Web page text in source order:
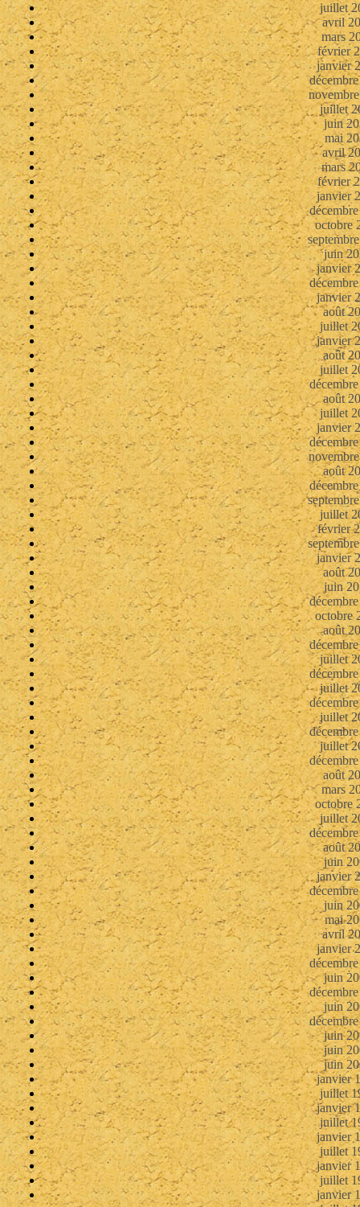
juillet
avril
mars
février
janvier
juillet
juin
mai
avril
mars
février
janvier
octobre
juin
janvier
janvier
août
juillet
janvier
août
juillet
août
juillet
janvier
août
juillet
février
janvier
août
juin
octobre
août
juillet
juillet
juillet
juillet
août
mars
octobre
juillet
août
juin
janvier
juin
mai
avril
janvier
juin
juin
juin
juin
juin
janvier
juillet
janvier
juillet
janvier
juillet
janvier
juillet
janvier